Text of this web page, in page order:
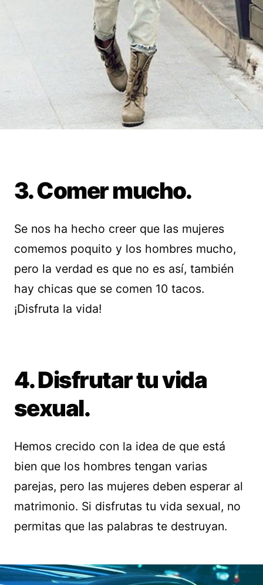
3. Comer mucho.
Se nos ha hecho creer que las mujeres
comemos poquito y los hombres mucho,
pero la verdad es que no es así, también
hay chicas que se comen 10 tacos.
¡Disfruta la vida!
4. Disfrutar tu vida
sexual.
Hemos crecido con la idea de que está
bien que los hombres tengan varias
parejas, pero las mujeres deben esperar al
matrimonio. Si disfrutas tu vida sexual, no
permitas que las palabras te destruyan.